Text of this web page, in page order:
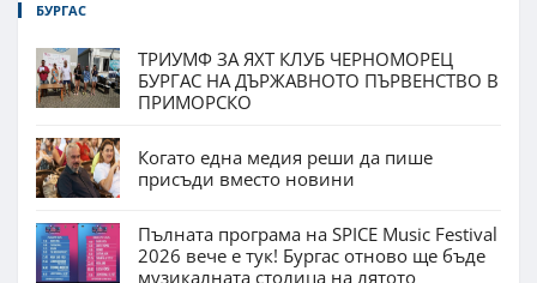
БУРГАС
ТРИУМФ ЗА ЯХТ КЛУБ ЧЕРНОМОРЕЦ
БУРГАС НА ДЪРЖАВНОТО ПЪРВЕНСТВО В
ПРИМОРСКО
Когато една медия реши да пише
присъди вместо новини
Пълната програма на SPICE Music Festival
2026 вече е тук! Бургас отново ще бъде
музикалната столица на лятото